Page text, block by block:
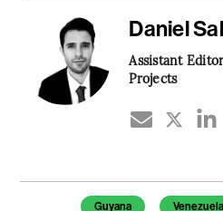
Daniel
Assistant
Projects
Temas de este artículo
Guyana Venezuela